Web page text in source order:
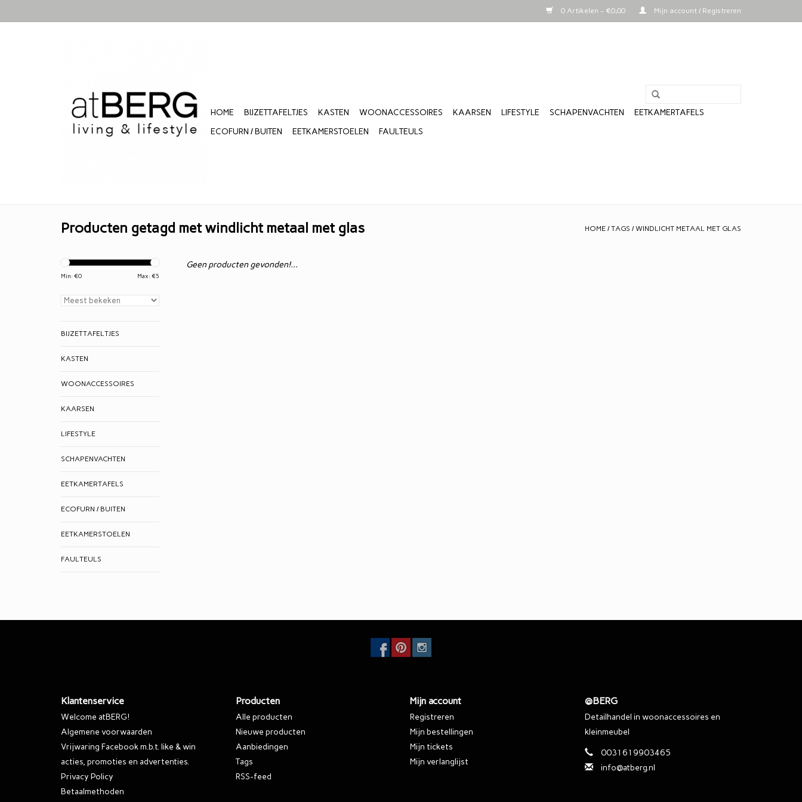
0 Artikelen - €0,00 Mijn account / Registreren
HOME BIJZETTAFELTJES KASTEN WOONACCESSOIRES KAARSEN LIFESTYLE SCHAPENVACHTEN
EETKAMERTAFELS
ECOFURN / BUITEN
EETKAMERSTOELEN FAULTEULS
Producten getagd met windlicht metaal met glas HOME /TAGS /WINDLICHT METAAL MET GLAS
Min: €0 Max: €5
BIJZETTAFELTJES
KASTEN
WOONACCESSOIRES
KAARSEN
LIFESTYLE
SCHAPENVACHTEN
EETKAMERTAFELS
ECOFURN / BUITEN
EETKAMERSTOELEN
FAULTEULS
Geen producten gevonden!...
Klantenservice
Welcome atBERG!
Algemene voorwaarden
Vrijwaring Facebook m.b.t. like & win
acties, promoties en advertenties.
Privacy Policy
Betaalmethoden
Producten
Alle producten
Nieuwe producten
Aanbiedingen
Tags
RSS-feed
Mijn account
Registreren
Mijn bestellingen
Mijn tickets
Mijn verlanglijst
@BERG
Detailhandel in woonaccessoires en
kleinmeubel
0031619903465
info@atberg.nl